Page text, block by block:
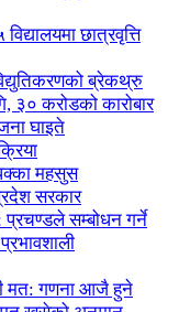
छात्रवृत्ति
ब्रेकथ्रु
३० करोडको कारोबार
घाइते
महसुस
सरकार
प्रचण्डले सम्बोधन गर्ने
मत: गणना आजै हुने